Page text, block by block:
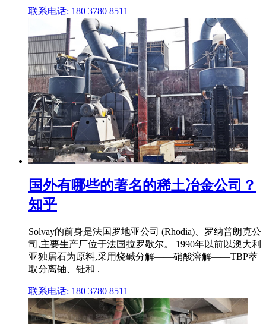
联系电话: 180 3780 8511
国外有哪些的著名的稀土冶金公司？
知乎
Solvay的前身是法国罗地亚公司 (Rhodia)、罗纳普朗克公
司,主要生产厂位于法国拉罗歇尔。 1990年以前以澳大利
亚独居石为原料,采用烧碱分解——硝酸溶解——TBP萃
取分离铀、钍和 .
联系电话: 180 3780 8511